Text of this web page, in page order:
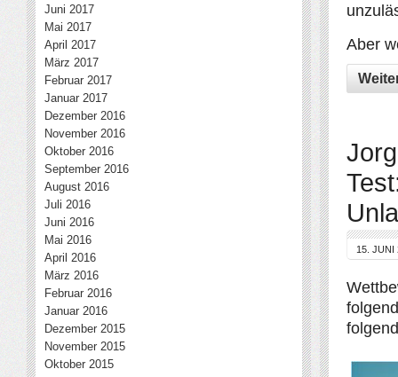
Aber
15. JUNI
Juni 2017
Mai 2017
April 2017
März 2017
Februar 2017
Januar 2017
Dezember 2016
November 2016
Oktober 2016
September 2016
August 2016
Juli 2016
Juni 2016
Mai 2016
April 2016
März 2016
Februar 2016
Januar 2016
Dezember 2015
November 2015
Oktober 2015